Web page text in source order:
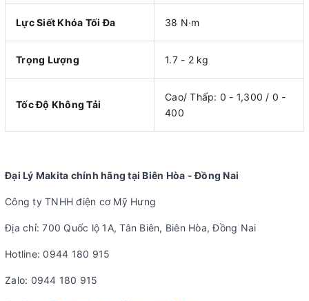
Lực Siết Khóa Tối Đa 38 N·m
Trọng Lượng 1.7 - 2 kg
Tốc Độ Không Tải
Cao/ Thấp: 0 - 1,300 / 0 -
400
Đại Lý Makita chính hãng tại Biên Hòa - Đồng Nai
Công ty TNHH điện cơ Mỹ Hưng
Địa chỉ: 700 Quốc lộ 1A, Tân Biên, Biên Hòa, Đồng Nai
Hotline: 0944 180 915
Zalo: 0944 180 915